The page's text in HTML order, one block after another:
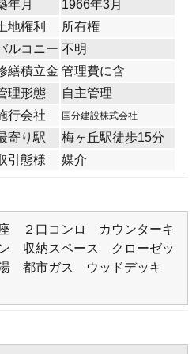
年月
1966年3月
地権利
所有権
ルコニー 不明
繕積立金 管理費に含
理形態
自主管理
行会社 国分建設株式会社
寄り駅
梅ヶ丘駅徒歩15分
引態様 媒介
２口コンロ カウンターキ
収納スペース クローゼッ
都市ガス ウッドデッキ